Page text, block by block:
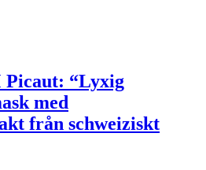
“Lyxig
med
från schweiziskt